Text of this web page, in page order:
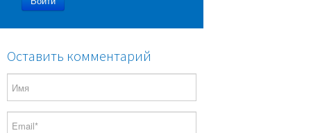
Оставить комментарий